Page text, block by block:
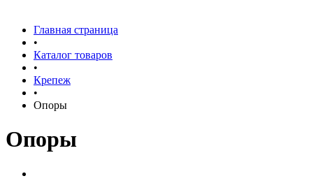
Главная страница
•
Каталог товаров
•
Крепеж
•
Опоры
Опоры